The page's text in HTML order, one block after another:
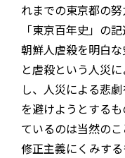
れまでの東京都の
「東京百年史」の
朝鮮人虐殺を明白
と虐殺という人災
し、人災による悲
を避けようとする
ているのは当然の
修正主義にくみす